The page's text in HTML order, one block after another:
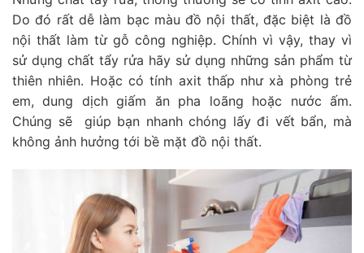
Do đó rất dễ làm bạc màu đồ nội thất, đặc biệt là đồ
nội thất làm từ gỗ công nghiệp. Chính vì vậy, thay vì
sử dụng chất tẩy rửa hãy sử dụng những sản phẩm từ
thiên nhiên. Hoặc có tính axit thấp như xà phòng trẻ
em, dung dịch giấm ăn pha loãng hoặc nước ấm.
Chúng sẽ giúp bạn nhanh chóng lấy đi vết bẩn, mà
không ảnh hưởng tới bề mặt đồ nội thất.